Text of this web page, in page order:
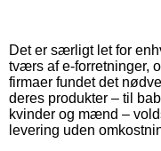
Det er særligt let for
tværs af e-forretninger,
firmaer fundet det
deres produkter – til
kvinder og mænd –
levering uden